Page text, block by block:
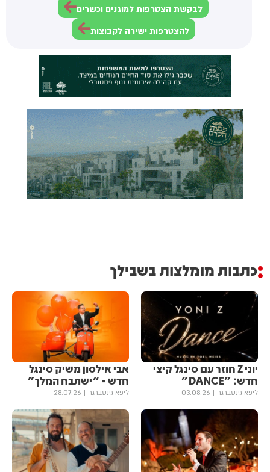
לבקשת הצטרפות למוגנים וכשרים
להצטרפות ישירה לקבוצות
כתבות מומלצות בשבילך
יוני Z חוזר עם סינגל קיצי
חדש: "DANCE"
ליפא גינסברגר 03.08.26
אבי אילסון משיק סינגל
חדש - “ישתבח המלך”
ליפא גינסברגר 28.07.26